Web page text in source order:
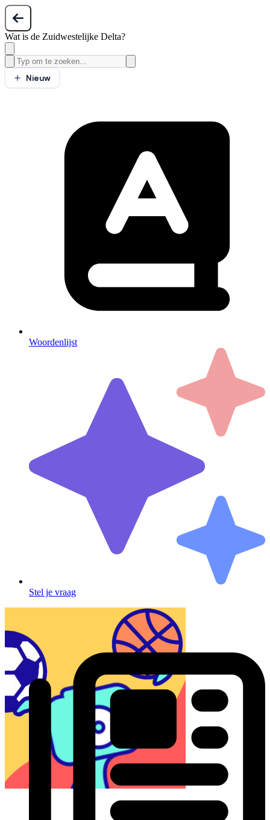
Wat is de Zuidwestelijke Delta?
Nieuw
Woordenlijst
Stel je vraag